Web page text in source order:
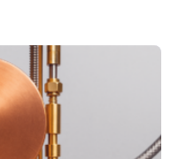
Thorium-
man jahrzehntelang
passenden
2024 gelang
Durchbruch: